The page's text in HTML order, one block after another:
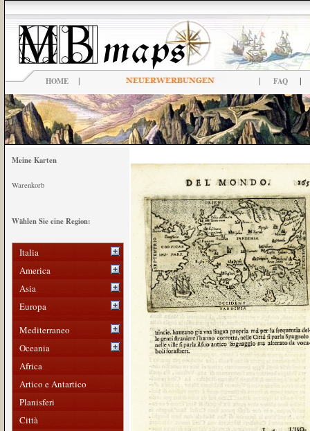
HOME | | FAQ |
Meine Karten
Warenkorb
Wählen Sie eine Region:
Italia
America
Asia
Europa
Mediterraneo
Oceania
Africa
Artico e Antartico
Planisferi
Città